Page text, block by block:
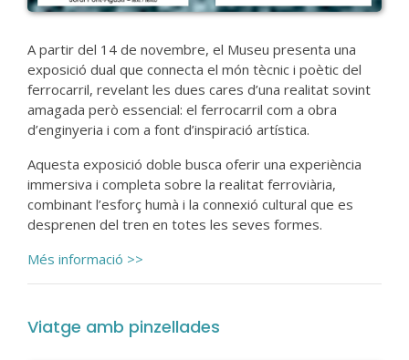
A partir del 14 de novembre, el Museu presenta una
exposició dual que connecta el món tècnic i poètic del
ferrocarril, revelant les dues cares d’una realitat sovint
amagada però essencial: el ferrocarril com a obra
d’enginyeria i com a font d’inspiració artística.
Aquesta exposició doble busca oferir una experiència
immersiva i completa sobre la realitat ferroviària,
combinant l’esforç humà i la connexió cultural que es
desprenen del tren en totes les seves formes.
Més informació >>
Viatge amb pinzellades